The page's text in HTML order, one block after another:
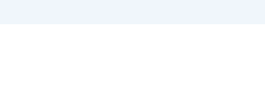
関連付けられたアプリケーションが存在しないため追加を行う